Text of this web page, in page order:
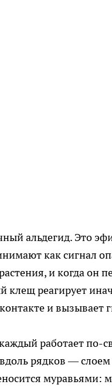
альдегид. Это
как сигнал
и когда он
клещ реагирует
и вызывает
работает по-
рядков —
муравьями: